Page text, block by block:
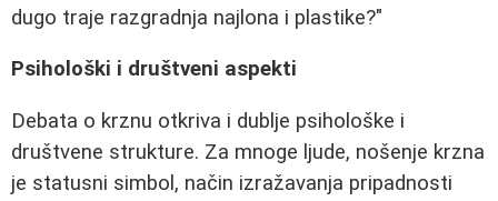
dugo traje razgradnja najlona i plastike?"
Psihološki i društveni aspekti
Debata o krznu otkriva i dublje psihološke i
društvene strukture. Za mnoge ljude, nošenje krzna
je statusni simbol, način izražavanja pripadnosti